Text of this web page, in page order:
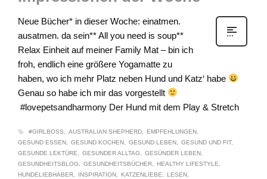
Neue Bücher* in dieser Woche: einatmen.
ausatmen. da sein** All you need is soup**
Relax Einheit auf meiner Family Mat – bin ich
froh, endlich eine größere Yogamatte zu
haben, wo ich mehr Platz neben Hund und Katz‘ habe
Genau so habe ich mir das vorgestellt
#lovepetsandharmony Der Hund mit dem Play & Stretch
#GIRLBOSS AUSTRALIAN SHEPHERD
EMPFEHLUNGEN
GESUND ESSEN
GESUND KOCHEN GESUND LEBEN
GESUND UND FIT
GESUNDE LEKTÜRE
GESUNDER ALLTAG
GESÜNDER LEBEN
GESUNDHEITSBLOG
GESUNDHEITSBÜCHER
HEALTHY LIFESTYLE
HUNDELIEBHABER
INSPIRATION KATZENLIEBE
LESEN